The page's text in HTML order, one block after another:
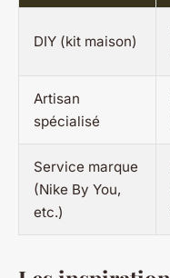
DIY (kit maison)
Artisan
spécialisé
Service marque
(Nike By You,
etc.)